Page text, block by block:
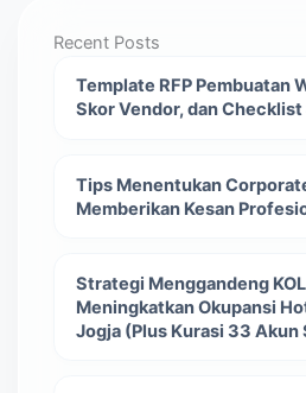
Recent Posts
Template RFP Pembuatan
Skor Vendor, dan
Tips Menentukan
Memberikan Kesan
Strategi Menggandeng
Meningkatkan Okupansi
Jogja (Plus Kurasi 33